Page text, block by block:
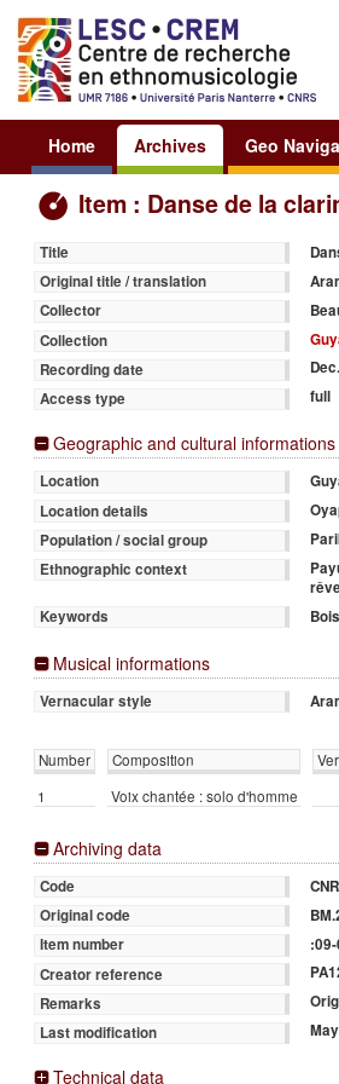
Home Archives Geo
Item : Danse de la
Title
Original title / translation
Collector
Collection
Recording date
Access type
full
Geographic and cultural informations
Location
Location details
Population / social group
Ethnographic context
Keywords
Musical informations
Vernacular style
Number Composition
1
Voix chantée : solo d'homme
Archiving data
Code
Original code
Item number
Creator reference
Remarks
Last modification
Technical data